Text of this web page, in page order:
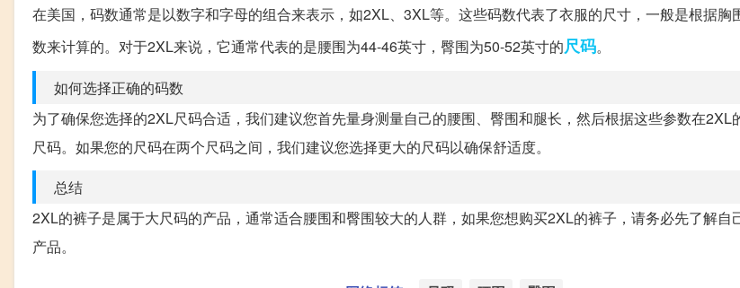
在美国，码数通常是以数字和字母的组合来表示，如2XL、3XL等。这些码数代表了衣服的尺寸，一般是根据胸围
数来计算的。对于2XL来说，它通常代表的是腰围为44-46英寸，臀围为50-52英寸的尺码。
如何选择正确的码数
为了确保您选择的2XL尺码合适，我们建议您首先量身测量自己的腰围、臀围和腿长，然后根据这些参数在2XL
尺码。如果您的尺码在两个尺码之间，我们建议您选择更大的尺码以确保舒适度。
总结
2XL的裤子是属于大尺码的产品，通常适合腰围和臀围较大的人群，如果您想购买2XL的裤子，请务必先了解自
产品。